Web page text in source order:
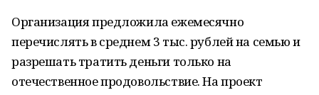
Организация предложила ежемесячно
перечислять в среднем 3 тыс. рублей на семью и
разрешать тратить деньги только на
отечественное продовольствие. На проект